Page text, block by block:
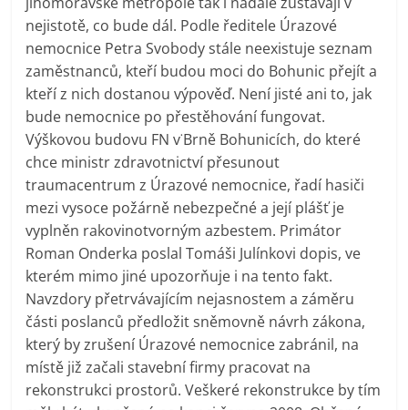
nejistotě, co bude dál. Podle ředitele Úrazové
nemocnice Petra Svobody stále neexistuje seznam
zaměstnanců, kteří budou moci do Bohunic přejít a
kteří z nich dostanou výpověď. Není jisté ani to, jak
bude nemocnice po přestěhování fungovat.
Výškovou budovu FN v˙Brně Bohunicích, do které
chce ministr zdravotnictví přesunout
traumacentrum z Úrazové nemocnice, řadí hasiči
mezi vysoce požárně nebezpečné a její plášť je
vyplněn rakovinotvorným azbestem. Primátor
Roman Onderka poslal Tomáši Julínkovi dopis, ve
kterém mimo jiné upozorňuje i na tento fakt.
Navzdory přetrvávajícím nejasnostem a záměru
části poslanců předložit sněmovně návrh zákona,
který by zrušení Úrazové nemocnice zabránil, na
místě již začali stavební firmy pracovat na
rekonstrukci prostorů. Veškeré rekonstrukce by tím